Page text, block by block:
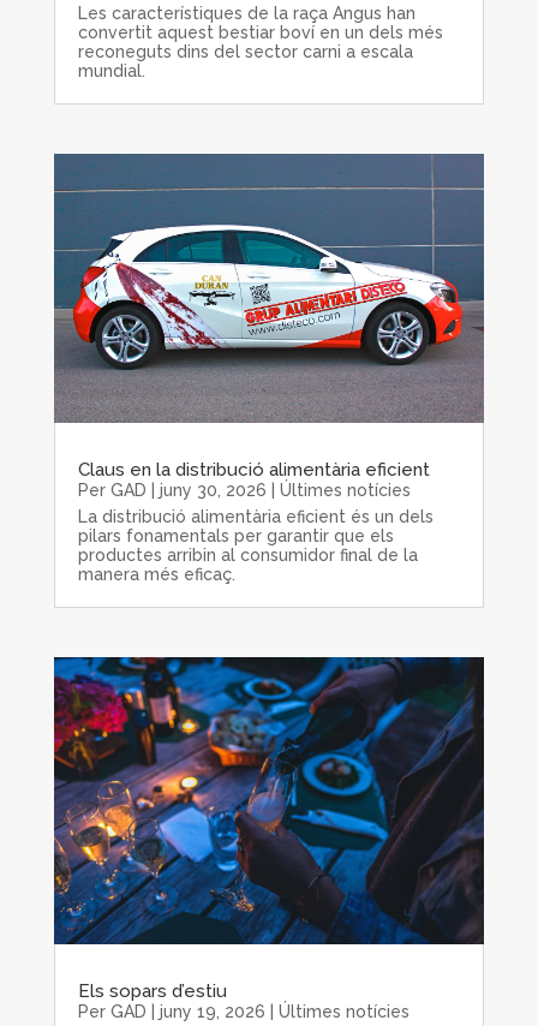
Les característiques de la raça Angus han
convertit aquest bestiar boví en un dels més
reconeguts dins del sector carni a escala
mundial.
Claus en la distribució alimentària eficient
Per GAD juny 30, 2026
Últimes notícies
La distribució alimentària eficient és un dels
pilars fonamentals per garantir que els
productes arribin al consumidor final de la
manera més eficaç.
Els sopars d’estiu
Per GAD | juny 19, 2026 | Últimes notícies